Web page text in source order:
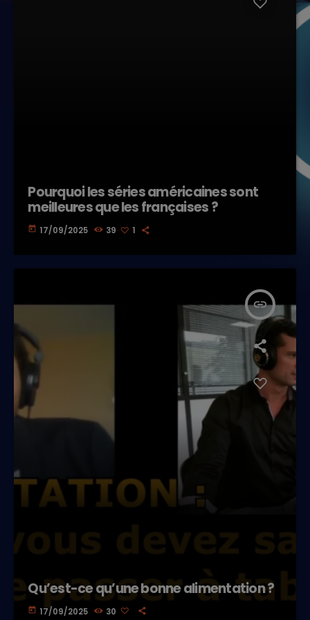
Pourquoi les séries américaines sont
meilleures que les françaises ?
today 17/09/2025 39 1
insert_link
Qu’est-ce qu’une bonne alimentation ?
today 17/09/2025 30